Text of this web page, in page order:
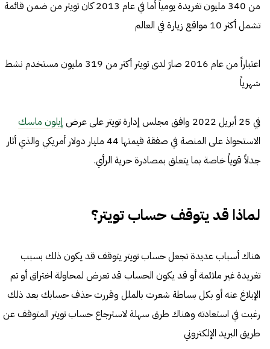
من 340 مليون تغريدة يومياً أما في عام 2013 كان تويتر من ضمن قائمة
تشمل أكثر 10 مواقع زيارة في العالم
اعتباراً من عام 2016 صارَ لدى تويتر أكثر من 319 مليون مستخدم نشط
شهرياً
في 25 أبريل 2022 وافق مجلس إدارة تويتر على عرض
إيلون ماسك
الاستحواذ على المنصة في صفقة قيمتها 44 مليار دولار أمريكي والذي أثار
جدلاً قوياً خاصة بما يتعلق بمصادرة حرية الرأي.
لماذا قد يتوقف حساب تويتر؟
هناك أسباب عديدة تجعل حساب تويتر يتوقف قد يكون ذلك بسبب
تغريدة غير ملائمة أو قد يكون الحساب قد تعرض لمحاولة اختراق أو تم
الإبلاغ عنه أو بكل بساطة شعرت بالملل وقررت حذف حسابك بعد ذلك
رغبت في استعادته وهناك طرق سهلة لاسترجاع حساب تويتر المتوقف عن
طريق البريد الإلكتروني